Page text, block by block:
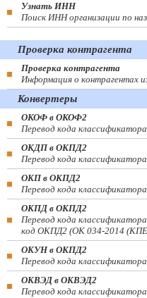
Узнать ИНН
Поиск ИНН организации по
Проверка контрагента
Проверка контрагента
Информация о контрагентах
Конвертеры
ОКОФ в ОКОФ2
Перевод кода
ОКДП в ОКПД2
Перевод кода
ОКП в ОКПД2
Перевод кода
ОКПД в ОКПД2
Перевод кода
код ОКПД2 (ОК 034-2014
ОКУН в ОКПД2
Перевод кода
ОКВЭД в ОКВЭД2
Перевод кода